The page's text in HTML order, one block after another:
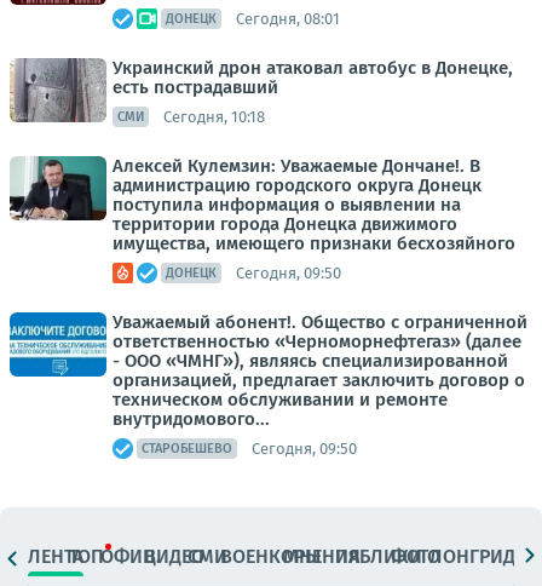
ДОНЕЦК Сегодня, 08:01
Украинский дрон атаковал автобус в Донецке,
есть пострадавший
СМИ Сегодня, 10:18
Алексей Кулемзин: Уважаемые Дончане!. В
администрацию городского округа Донецк
поступила информация о выявлении на
территории города Донецка движимого
имущества, имеющего признаки бесхозяйного
ДОНЕЦК Сегодня, 09:50
Уважаемый абонент!. Общество с ограниченной
ответственностью «Черноморнефтегаз» (далее
- ООО «ЧМНГ»), являясь специализированной
организацией, предлагает заключить договор о
техническом обслуживании и ремонте
внутридомового...
СТАРОБЕШЕВО Сегодня, 09:50
ЛЕНТАТОПОФИЦ.ВИДЕОСМИВОЕНКОРЫМНЕНИЯПАБЛИКИ
ФОТОЛОНГРИДЫ